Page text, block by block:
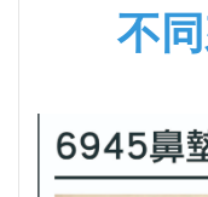
不